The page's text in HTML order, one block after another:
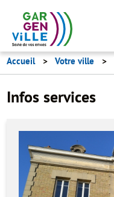
Accueil Votre ville
Infos services